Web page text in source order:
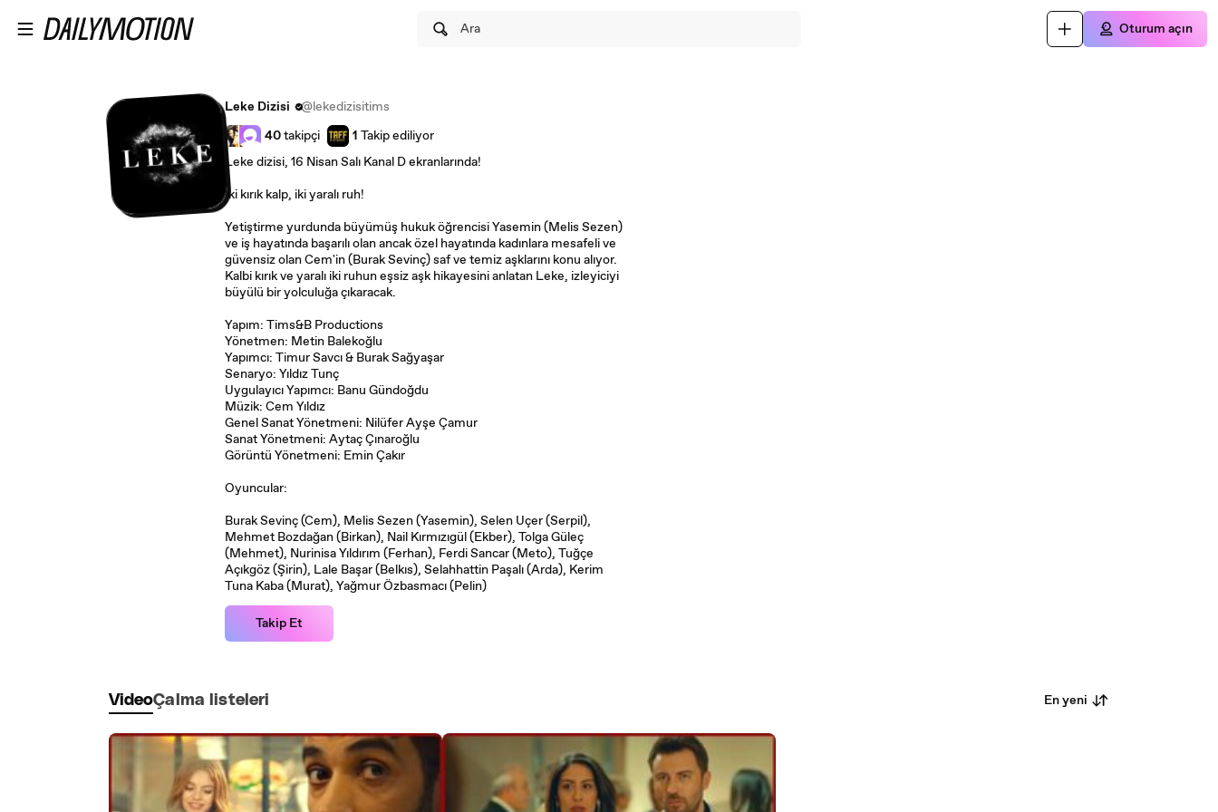
Ara Oturum açın
Leke Dizisi
@lekedizisitims
40takipçi 1 Takip ediliyor
Leke dizisi, 16 Nisan Salı Kanal D ekranlarında!
İki kırık kalp, iki yaralı ruh!
Yetiştirme yurdunda büyümüş hukuk öğrencisi Yasemin (Melis Sezen)
ve iş hayatında başarılı olan ancak özel hayatında kadınlara mesafeli ve
güvensiz olan Cem'in (Burak Sevinç) saf ve temiz aşklarını konu alıyor.
Kalbi kırık ve yaralı iki ruhun eşsiz aşk hikayesini anlatan Leke, izleyiciyi
büyülü bir yolculuğa çıkaracak.
Yapım: Tims&B Productions
Yönetmen: Metin Balekoğlu
Yapımcı: Timur Savcı & Burak Sağyaşar
Senaryo: Yıldız Tunç
Uygulayıcı Yapımcı: Banu Gündoğdu
Müzik: Cem Yıldız
Genel Sanat Yönetmeni: Nilüfer Ayşe Çamur
Sanat Yönetmeni: Aytaç Çınaroğlu
Görüntü Yönetmeni: Emin Çakır
Oyuncular:
Burak Sevinç (Cem), Melis Sezen (Yasemin), Selen Uçer (Serpil),
Mehmet Bozdağan (Birkan), Nail Kırmızıgül (Ekber), Tolga Güleç
(Mehmet), Nurinisa Yıldırım (Ferhan), Ferdi Sancar (Meto), Tuğçe
Açıkgöz (Şirin), Lale Başar (Belkıs), Selahhattin Paşalı (Arda), Kerim
Tuna Kaba (Murat), Yağmur Özbasmacı (Pelin)
Takip Et
VideoÇalma listeleri En yeni